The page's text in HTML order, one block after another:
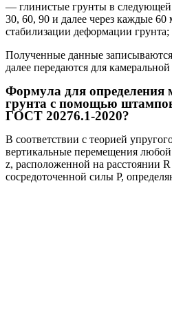
— глинистые грунты в следующей
30, 60, 90 и далее через каждые
стабилизации деформации грунта;
Полученные данные
далее передаются для
Формула для определения
грунта с помощью
ГОСТ 20276.1-2020?
В соответствии с теорией
вертикальные перемещения
z, расположенной на расстоянии
сосредоточенной силы P,